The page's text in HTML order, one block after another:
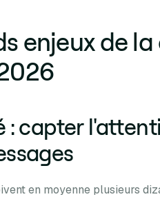
enjeux de
: capter
en moyenne plusieurs